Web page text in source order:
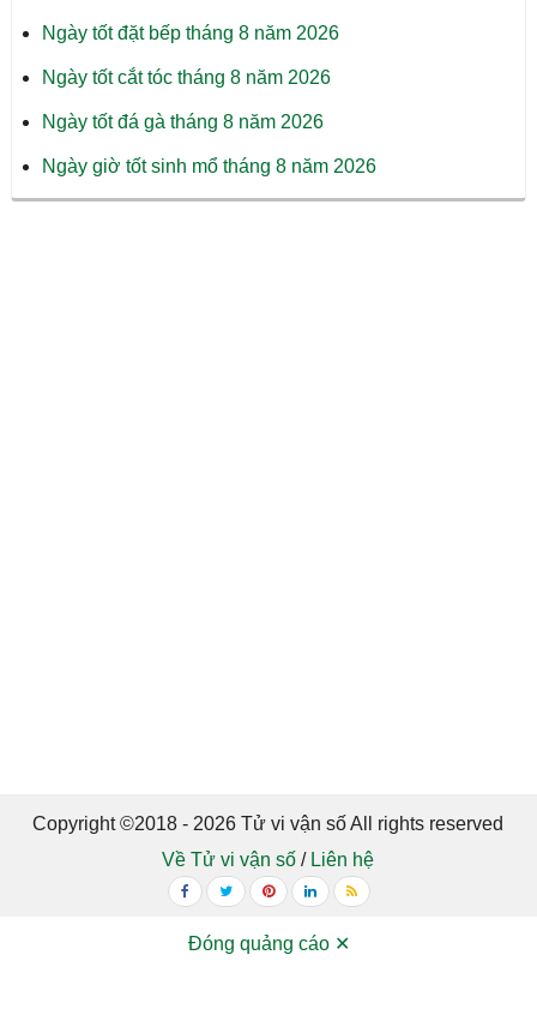
Ngày tốt đặt bếp tháng 8 năm 2026
Ngày tốt cắt tóc tháng 8 năm 2026
Ngày tốt đá gà tháng 8 năm 2026
Ngày giờ tốt sinh mổ tháng 8 năm 2026
Copyright ©2018 - 2026 Tử vi vận số All rights reserved
Về Tử vi vận số / Liên hệ
Đóng quảng cáo ✕